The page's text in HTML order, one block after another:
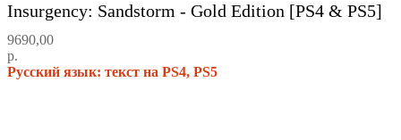
Insurgency: Sandstorm - Gold Edition [PS4 & PS5]
9690,00
р.
Русский язык: текст на PS4, PS5